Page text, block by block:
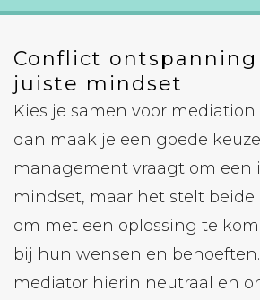
Conflict
juiste mindset
Kies je samen voor
dan maak je een goede
management vraagt ​​om een
mindset, maar het stelt
om met een oplossing te
bij hun wensen en
mediator hierin neutraal en